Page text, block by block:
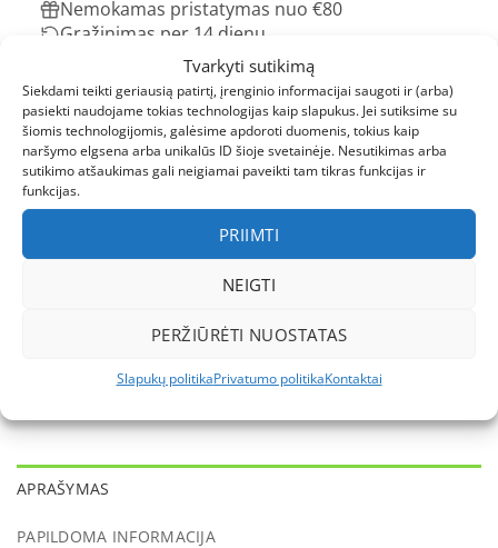
Tvarkyti sutikimą
Siekdami teikti geriausią patirtį, įrenginio informacijai saugoti ir (arba)
pasiekti naudojame tokias technologijas kaip slapukus. Jei sutiksime su
šiomis technologijomis, galėsime apdoroti duomenis, tokius kaip
naršymo elgsena arba unikalūs ID šioje svetainėje. Nesutikimas arba
sutikimo atšaukimas gali neigiamai paveikti tam tikras funkcijas ir
funkcijas.
PRIIMTI
NEIGTI
PERŽIŪRĖTI NUOSTATAS
Slapukų politikaPrivatumo politikaKontaktai
Nemokamas pristatymas nuo €80
Grąžinimas per 14 dienų
Kategorijų:Lauko Apranga,Black Friday Išpardavimas,Black
Friday Kombinezonai,Didriksons,DIDRIKSONS po 89 Eur
DIDRIKSONS po 99 Eur,KOMBINEZONAI,Žieminiai
kombinezonai berniukams,Žieminiai kombinezonai
mergaitėms,ŽIEMOS FINALINIS IŠPARDAVIMAS,Žiemos
kombinezonai vaikams žiemai
kombinezonas mergaitei
APRAŠYMAS
PAPILDOMA INFORMACIJA